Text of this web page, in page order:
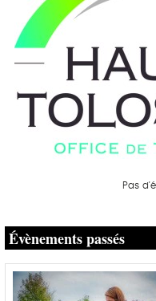
Pas
Évènements passés